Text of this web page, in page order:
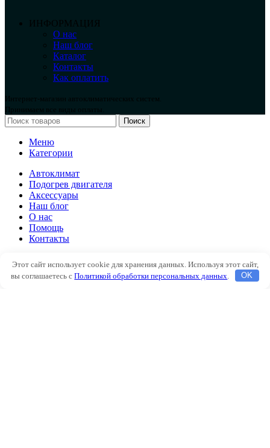
ИНФОРМАЦИЯ
О нас
Наш блог
Каталог
Контакты
Как оплатить
Интернет-магазин автоклиматических систем.
Принимаем все виды оплаты.
Поиск
Меню
Категории
Автоклимат
Подогрев двигателя
Аксессуары
Наш блог
О нас
Помощь
Контакты
Подогрев двигателя
Аксессуары
Этот сайт использует cookie для хранения данных. Используя этот сайт,
вы соглашаетесь сПолитикой обработки персональных данных OK